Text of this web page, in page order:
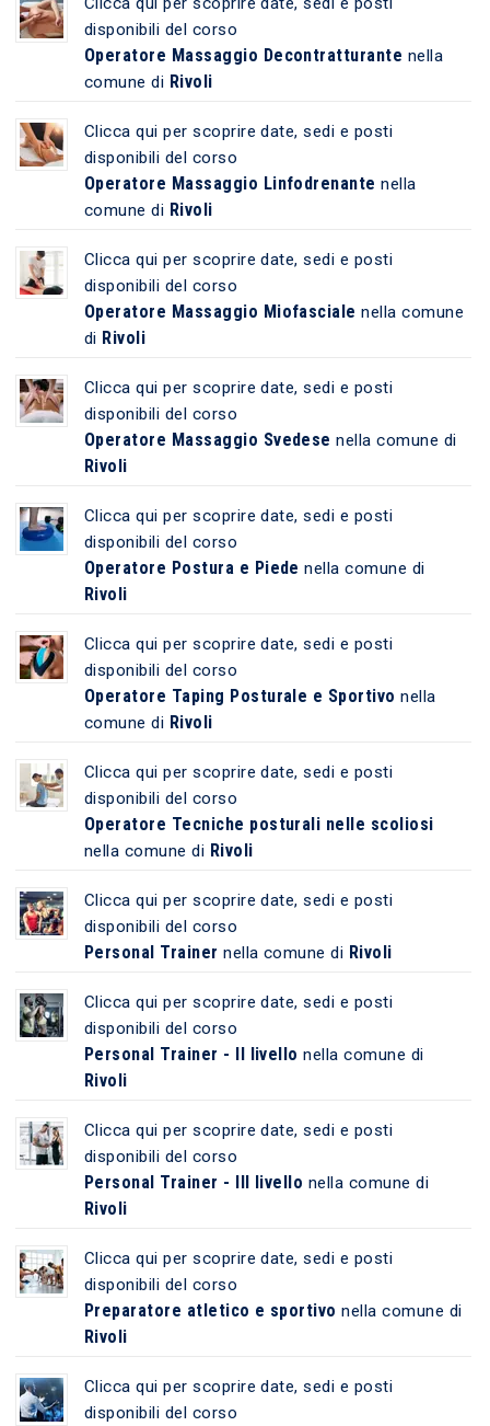
disponibili del corso
Operatore Massaggio Decontratturante nella
comune di Rivoli
Clicca qui per scoprire date, sedi e posti
disponibili del corso
Operatore Massaggio Linfodrenante nella
comune di Rivoli
Clicca qui per scoprire date, sedi e posti
disponibili del corso
Operatore Massaggio Miofasciale nella comune
di Rivoli
Clicca qui per scoprire date, sedi e posti
disponibili del corso
Operatore Massaggio Svedese nella comune di
Rivoli
Clicca qui per scoprire date, sedi e posti
disponibili del corso
Operatore Postura e Piede nella comune di
Rivoli
Clicca qui per scoprire date, sedi e posti
disponibili del corso
Operatore Taping Posturale e Sportivo nella
comune di Rivoli
Clicca qui per scoprire date, sedi e posti
disponibili del corso
Operatore Tecniche posturali nelle scoliosi
nella comune di Rivoli
Clicca qui per scoprire date, sedi e posti
disponibili del corso
Personal Trainer nella comune di Rivoli
Clicca qui per scoprire date, sedi e posti
disponibili del corso
Personal Trainer - II livello nella comune di
Rivoli
Clicca qui per scoprire date, sedi e posti
disponibili del corso
Personal Trainer - III livello nella comune di
Rivoli
Clicca qui per scoprire date, sedi e posti
disponibili del corso
Preparatore atletico e sportivo nella comune di
Rivoli
Clicca qui per scoprire date, sedi e posti
disponibili del corso